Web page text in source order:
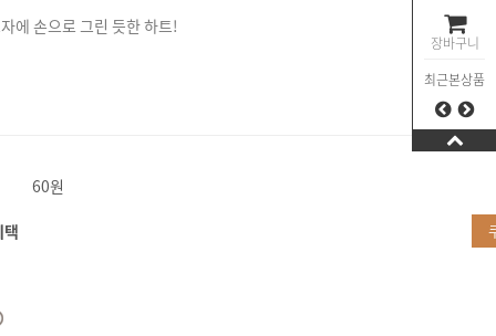
장바구니
최근본상품
에 손으로 그린 듯한 하트!
60원
택